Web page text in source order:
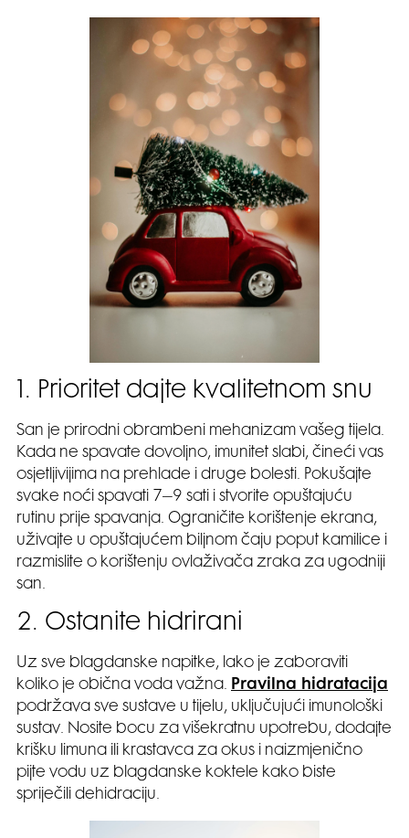
1. Prioritet dajte kvalitetnom snu
San je prirodni obrambeni mehanizam vašeg tijela.
Kada ne spavate dovoljno, imunitet slabi, čineći vas
osjetljivijima na prehlade i druge bolesti. Pokušajte
svake noći spavati 7–9 sati i stvorite opuštajuću
rutinu prije spavanja. Ograničite korištenje ekrana,
uživajte u opuštajućem biljnom čaju poput kamilice i
razmislite o korištenju ovlaživača zraka za ugodniji
san.
2. Ostanite hidrirani
Uz sve blagdanske napitke, lako je zaboraviti
koliko je obična voda važna. Pravilna hidratacija
podržava sve sustave u tijelu, uključujući imunološki
sustav. Nosite bocu za višekratnu upotrebu, dodajte
krišku limuna ili krastavca za okus i naizmjenično
pijte vodu uz blagdanske koktele kako biste
spriječili dehidraciju.